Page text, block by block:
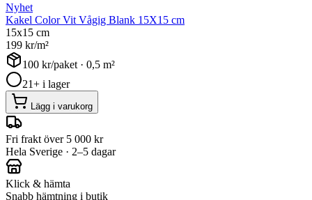
Nyhet
Kakel Color Vit Vågig Blank 15X15 cm
15x15 cm
199 kr/m²
100 kr/paket · 0,5 m²
21+ i lager
Lägg i varukorg
Fri frakt över 5 000 kr
Hela Sverige · 2–5 dagar
Klick & hämta
Snabb hämtning i butik